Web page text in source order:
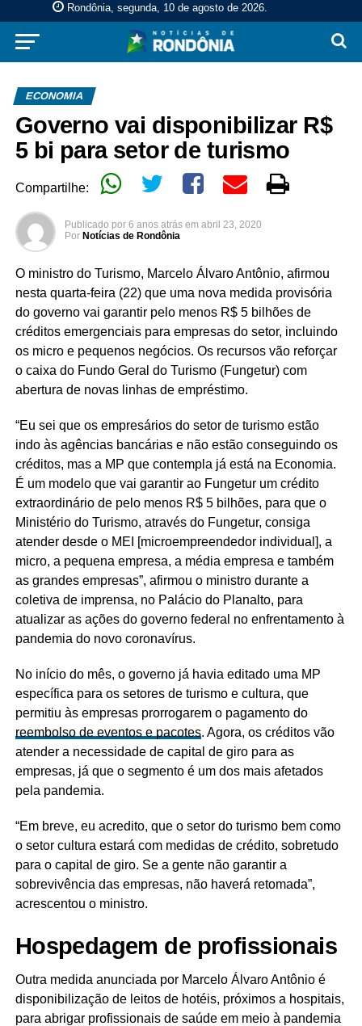
Rondônia, segunda, 10 de agosto de 2026.
ECONOMIA
Governo vai disponibilizar R$
5 bi para setor de turismo
Compartilhe:
Publicado por 6 anos atrás em abril 23, 2020
Por Notícias de Rondônia
O ministro do Turismo, Marcelo Álvaro Antônio, afirmou
nesta quarta-feira (22) que uma nova medida provisória
do governo vai garantir pelo menos R$ 5 bilhões de
créditos emergenciais para empresas do setor, incluindo
os micro e pequenos negócios. Os recursos vão reforçar
o caixa do Fundo Geral do Turismo (Fungetur) com
abertura de novas linhas de empréstimo.
“Eu sei que os empresários do setor de turismo estão
indo às agências bancárias e não estão conseguindo os
créditos, mas a MP que contempla já está na Economia.
É um modelo que vai garantir ao Fungetur um crédito
extraordinário de pelo menos R$ 5 bilhões, para que o
Ministério do Turismo, através do Fungetur, consiga
atender desde o MEI [microempreendedor individual], a
micro, a pequena empresa, a média empresa e também
as grandes empresas”, afirmou o ministro durante a
coletiva de imprensa, no Palácio do Planalto, para
atualizar as ações do governo federal no enfrentamento à
pandemia do novo coronavírus.
No início do mês, o governo já havia editado uma MP
específica para os setores de turismo e cultura, que
permitiu às empresas prorrogarem o pagamento do
reembolso de eventos e pacotes. Agora, os créditos vão
atender a necessidade de capital de giro para as
empresas, já que o segmento é um dos mais afetados
pela pandemia.
“Em breve, eu acredito, que o setor do turismo bem como
o setor cultura estará com medidas de crédito, sobretudo
para o capital de giro. Se a gente não garantir a
sobrevivência das empresas, não haverá retomada”,
acrescentou o ministro.
Hospedagem de profissionais
Outra medida anunciada por Marcelo Álvaro Antônio é
disponibilização de leitos de hotéis, próximos a hospitais,
para abrigar profissionais de saúde em meio à pandemia